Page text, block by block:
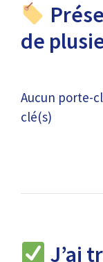
de
Aucun porte-
clé(s)
J’ai